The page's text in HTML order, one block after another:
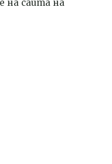
на сайта на